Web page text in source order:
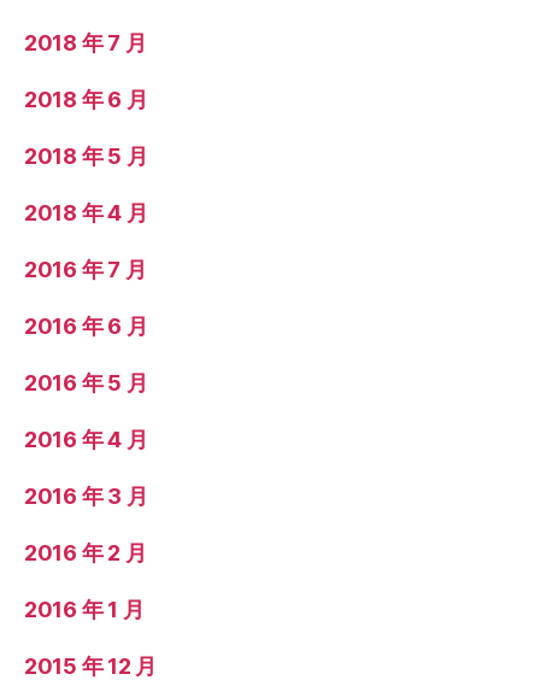
2018 年 7 月
2018 年 6 月
2018 年 5 月
2018 年 4 月
2016 年 7 月
2016 年 6 月
2016 年 5 月
2016 年 4 月
2016 年 3 月
2016 年 2 月
2016 年 1 月
2015 年 12 月